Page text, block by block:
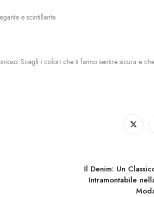
e scintillante.
Scegli i colori che ti fanno sentire sicura e
Il Denim: Un
Intramontabile